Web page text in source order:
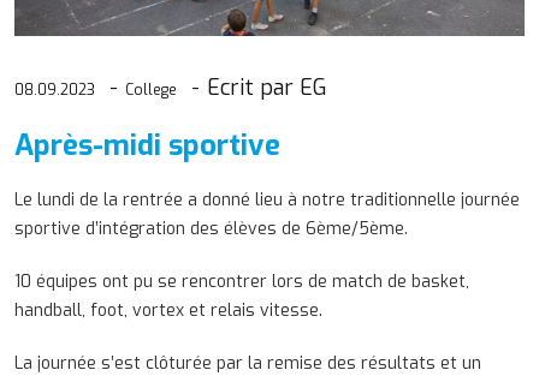
08.09.2023 College Ecrit par EG
Après-midi sportive
Le lundi de la rentrée a donné lieu à notre traditionnelle journée
sportive d’intégration des élèves de 6ème/5ème.
10 équipes ont pu se rencontrer lors de match de basket,
handball, foot, vortex et relais vitesse.
La journée s’est clôturée par la remise des résultats et un